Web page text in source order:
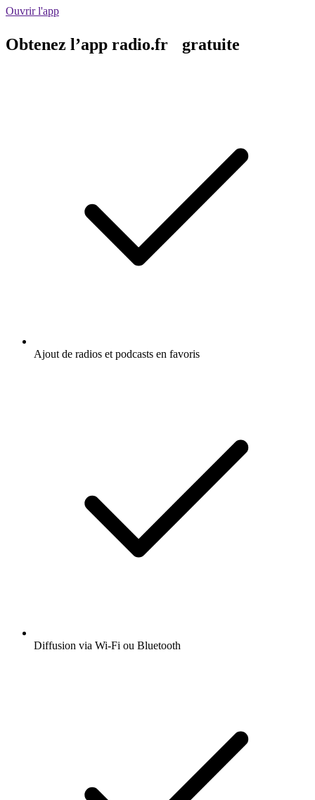
Ouvrir l'app
Obtenez l’app radio.fr gratuite
Ajout de radios et podcasts en favoris
Diffusion via Wi-Fi ou Bluetooth